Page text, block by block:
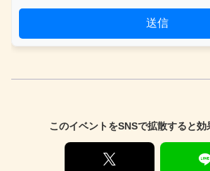
送信
このイベントをSNSで拡散すると効